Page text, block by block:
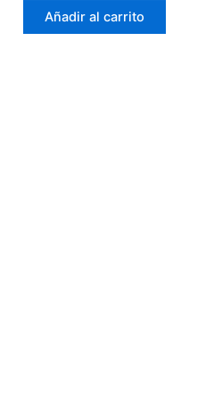
Añadir al carrito